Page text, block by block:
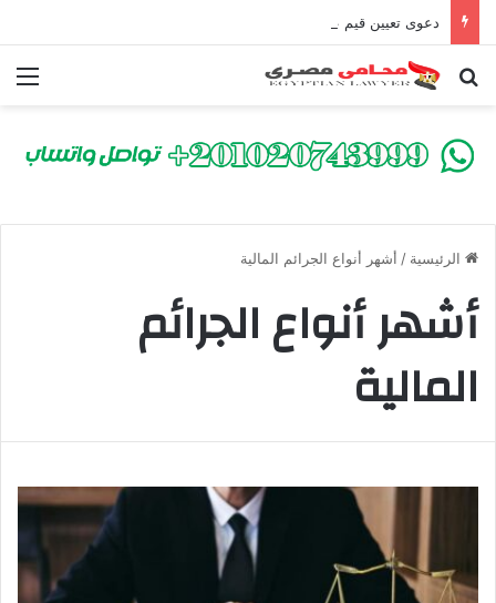
بحث عن
الرئيسية / أشهر أنواع الجرائم المالية
أشهر أنواع الجرائم
المالية